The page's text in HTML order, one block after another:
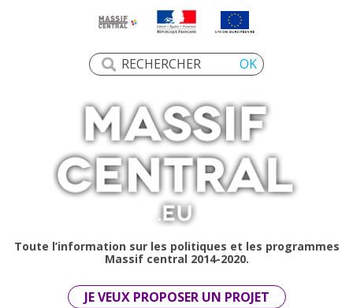
Toute l’information sur les politiques et les programmes
Massif central 2014-2020.
JE VEUX PROPOSER UN PROJET